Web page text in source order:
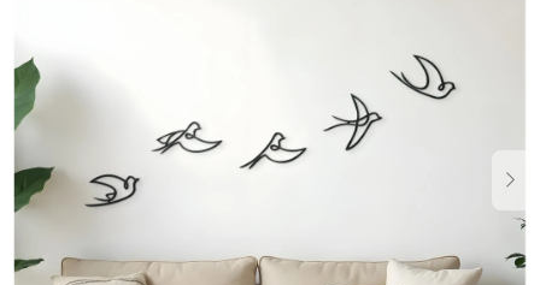
è
0,0
su
5
stelle.